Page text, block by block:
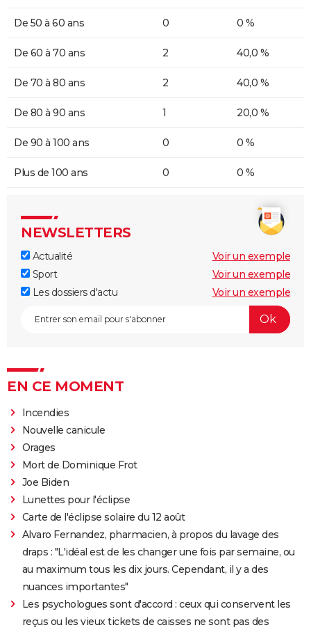
De 50 à 60 ans 0 0 %
De 60 à 70 ans 2 40,0 %
De 70 à 80 ans 2 40,0 %
De 80 à 90 ans 1 20,0 %
De 90 à 100 ans 0 0 %
Plus de 100 ans 0 0 %
NEWSLETTERS
Actualité
Voir un exemple
Sport
Voir un exemple
Les dossiers d'actu
Voir un exemple
EN CE MOMENT
Incendies
Nouvelle canicule
Orages
Mort de Dominique Frot
Joe Biden
Lunettes pour l'éclipse
Carte de l'éclipse solaire du 12 août
Alvaro Fernandez, pharmacien, à propos du lavage des
draps : "L'idéal est de les changer une fois par semaine, ou
au maximum tous les dix jours. Cependant, il y a des
nuances importantes"
Les psychologues sont d'accord : ceux qui conservent les
reçus ou les vieux tickets de caisses ne sont pas des